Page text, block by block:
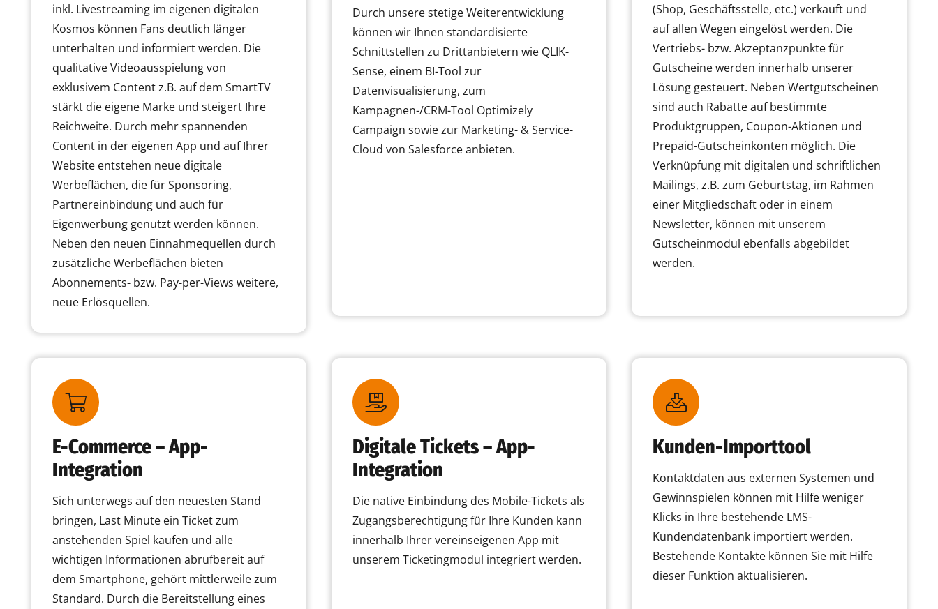
inkl. Livestreaming im eigenen digitalen
Kosmos können Fans deutlich länger
unterhalten und informiert werden. Die
qualitative Videoausspielung von
exklusivem Content z.B. auf dem SmartTV
stärkt die eigene Marke und steigert Ihre
Reichweite. Durch mehr spannenden
Content in der eigenen App und auf Ihrer
Website entstehen neue digitale
Werbeflächen, die für Sponsoring,
Partnereinbindung und auch für
Eigenwerbung genutzt werden können.
Neben den neuen Einnahmequellen durch
zusätzliche Werbeflächen bieten
Abonnements- bzw. Pay-per-Views weitere,
neue Erlösquellen.
Durch unsere stetige Weiterentwicklung
können wir Ihnen standardisierte
Schnittstellen zu Drittanbietern wie QLIK-
Sense, einem BI-Tool zur
Datenvisualisierung, zum
Kampagnen-/CRM-Tool Optimizely
Campaign sowie zur Marketing- & Service-
Cloud von Salesforce anbieten.
(Shop, Geschäftsstelle, etc.) verkauft und
auf allen Wegen eingelöst werden. Die
Vertriebs- bzw. Akzeptanzpunkte für
Gutscheine werden innerhalb unserer
Lösung gesteuert. Neben Wertgutscheinen
sind auch Rabatte auf bestimmte
Produktgruppen, Coupon-Aktionen und
Prepaid-Gutscheinkonten möglich. Die
Verknüpfung mit digitalen und schriftlichen
Mailings, z.B. zum Geburtstag, im Rahmen
einer Mitgliedschaft oder in einem
Newsletter, können mit unserem
Gutscheinmodul ebenfalls abgebildet
werden.
E-Commerce – App-
Integration
Sich unterwegs auf den neuesten Stand
bringen, Last Minute ein Ticket zum
anstehenden Spiel kaufen und alle
wichtigen Informationen abrufbereit auf
dem Smartphone, gehört mittlerweile zum
Standard. Durch die Bereitstellung eines
Digitale Tickets – App-
Integration
Die native Einbindung des Mobile-Tickets als
Zugangsberechtigung für Ihre Kunden kann
innerhalb Ihrer vereinseigenen App mit
unserem Ticketingmodul integriert werden.
Kunden-Importtool
Kontaktdaten aus externen Systemen und
Gewinnspielen können mit Hilfe weniger
Klicks in Ihre bestehende LMS-
Kundendatenbank importiert werden.
Bestehende Kontakte können Sie mit Hilfe
dieser Funktion aktualisieren.